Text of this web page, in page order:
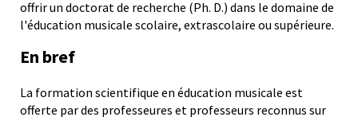
Ulaval.ca
offrir un doctorat de recherche (Ph. D.) dans le domaine de
l'éducation musicale scolaire, extrascolaire ou supérieure.
En bref
La formation scientifique en éducation musicale est
offerte par des professeures et professeurs reconnus sur